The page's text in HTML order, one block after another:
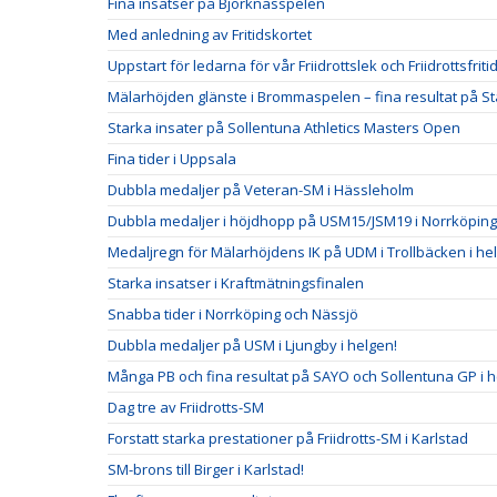
Med anledning av Fritidskortet
Uppstart för ledarna för vår Friidrottslek och
Mälarhöjden glänste i Brommaspelen – fina resultat på
Starka insater på Sollentuna Athletics Masters Open
Fina tider i Uppsala
Dubbla medaljer på Veteran-SM i Hässleholm
Dubbla medaljer i höjdhopp på USM15/JSM19 i Norrköping
Medaljregn för Mälarhöjdens IK på UDM i Trollbäcken i
Starka insatser i Kraftmätningsfinalen
Snabba tider i Norrköping och Nässjö
Dubbla medaljer på USM i Ljungby i helgen!
Många PB och fina resultat på SAYO och Sollentuna GP i
Dag tre av Friidrotts-SM
Forstatt starka prestationer på Friidrotts-SM i Karlstad
SM-brons till Birger i Karlstad!